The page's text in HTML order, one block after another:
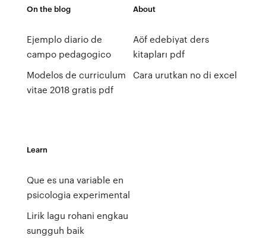
On the blog
Ejemplo diario de
campo pedagogico
Modelos de curriculum
vitae 2018 gratis pdf
About
Aöf edebiyat ders
kitapları pdf
Cara urutkan no di excel
Learn
Que es una variable en
psicologia experimental
Lirik lagu rohani engkau
sungguh baik